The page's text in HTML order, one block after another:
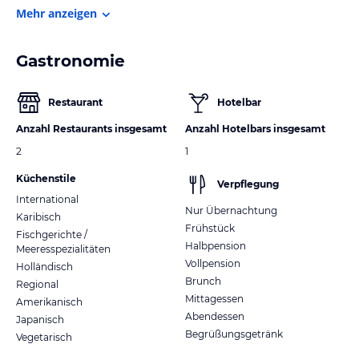
Mehr anzeigen
Gastronomie
Restaurant
Anzahl Restaurants insgesamt
2
Küchenstile
International
Karibisch
Fischgerichte /
Meeresspezialitäten
Holländisch
Regional
Amerikanisch
Japanisch
Vegetarisch
Hotelbar
Anzahl Hotelbars insgesamt
1
Verpflegung
Nur Übernachtung
Frühstück
Halbpension
Vollpension
Brunch
Mittagessen
Abendessen
Begrüßungsgetränk